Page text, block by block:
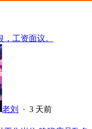
工资面议。
老刘 · 3 天前